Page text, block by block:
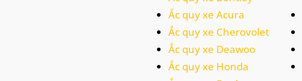
Ắc quy xe Acura
Ắc quy xe Cherovolet
Ắc quy xe Deawoo
Ắc quy xe Honda